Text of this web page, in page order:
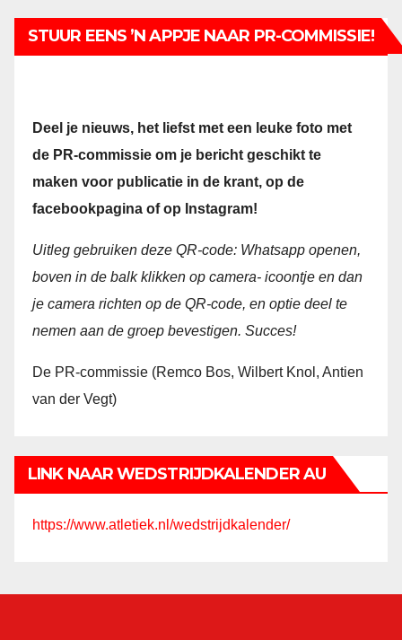
STUUR EENS ’N APPJE NAAR PR-COMMISSIE!
Deel je nieuws, het liefst met een leuke foto met
de PR-commissie om je bericht geschikt te
maken voor publicatie in de krant, op de
facebookpagina of op Instagram!
Uitleg gebruiken deze QR-code: Whatsapp openen,
boven in de balk klikken op camera- icoontje en dan
je camera richten op de QR-code, en optie deel te
nemen aan de groep bevestigen. Succes!
De PR-commissie (Remco Bos, Wilbert Knol, Antien
van der Vegt)
LINK NAAR WEDSTRIJDKALENDER AU
https://www.atletiek.nl/wedstrijdkalender/